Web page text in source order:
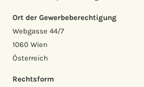
Ort der Gewerbeberechtigung
Webgasse 44/7
1060 Wien
Österreich
Rechtsform